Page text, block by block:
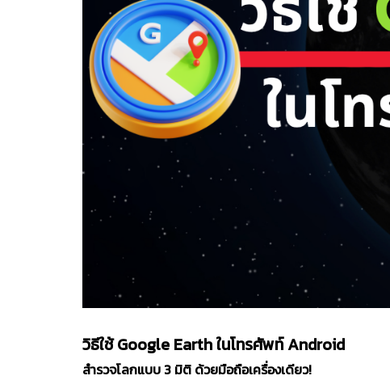
วิธีใช้ Google Earth ในโทรศัพท์ Android
สำรวจโลกแบบ 3 มิติ ด้วยมือถือเครื่องเดียว!